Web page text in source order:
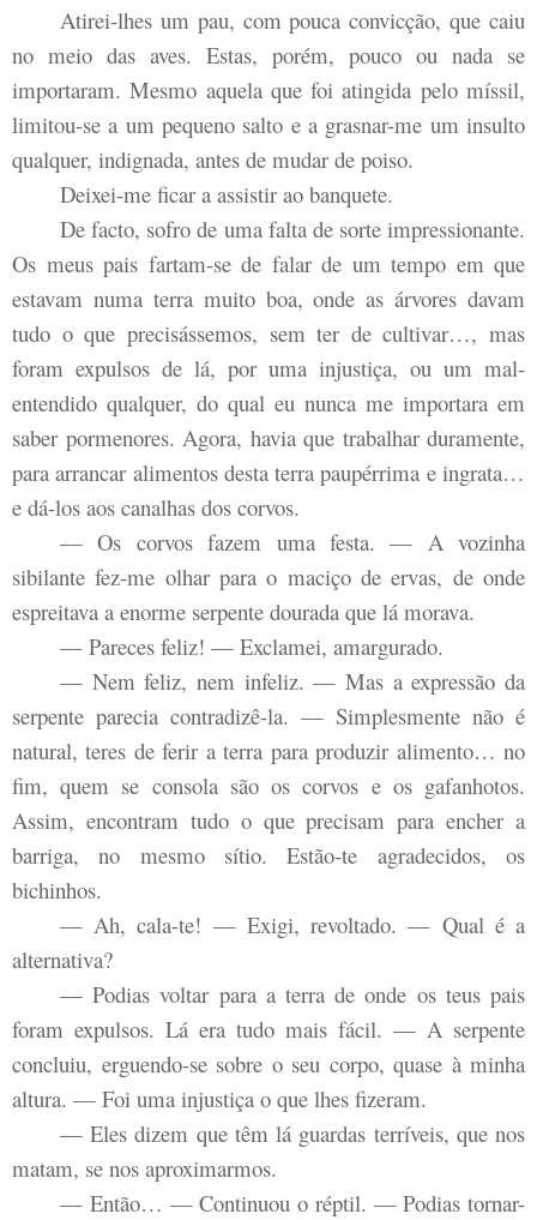
Atirei-lhes um pau, com pouca convicção, que caiu
no meio das aves. Estas, porém, pouco ou nada se
importaram. Mesmo aquela que foi atingida pelo míssil,
limitou-se a um pequeno salto e a grasnar-me um insulto
qualquer, indignada, antes de mudar de poiso.
Deixei-me ficar a assistir ao banquete.
De facto, sofro de uma falta de sorte impressionante.
Os meus pais fartam-se de falar de um tempo em que
estavam numa terra muito boa, onde as árvores davam
tudo o que precisássemos, sem ter de cultivar…, mas
foram expulsos de lá, por uma injustiça, ou um mal-
entendido qualquer, do qual eu nunca me importara em
saber pormenores. Agora, havia que trabalhar duramente,
para arrancar alimentos desta terra paupérrima e ingrata…
e dá-los aos canalhas dos corvos.
— Os corvos fazem uma festa. — A vozinha
sibilante fez-me olhar para o maciço de ervas, de onde
espreitava a enorme serpente dourada que lá morava.
— Pareces feliz! — Exclamei, amargurado.
— Nem feliz, nem infeliz. — Mas a expressão da
serpente parecia contradizê-la. — Simplesmente não é
natural, teres de ferir a terra para produzir alimento… no
fim, quem se consola são os corvos e os gafanhotos.
Assim, encontram tudo o que precisam para encher a
barriga, no mesmo sítio. Estão-te agradecidos, os
bichinhos.
— Ah, cala-te! — Exigi, revoltado. — Qual é a
alternativa?
— Podias voltar para a terra de onde os teus pais
foram expulsos. Lá era tudo mais fácil. — A serpente
concluiu, erguendo-se sobre o seu corpo, quase à minha
altura. — Foi uma injustiça o que lhes fizeram.
— Eles dizem que têm lá guardas terríveis, que nos
matam, se nos aproximarmos.
— Então… — Continuou o réptil. — Podias tornar-